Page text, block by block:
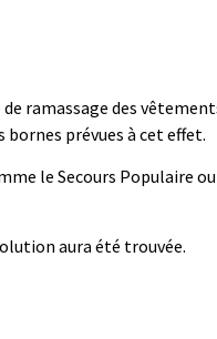
ramassage des
prévues à cet effet.
le Secours Populaire
aura été trouvée.